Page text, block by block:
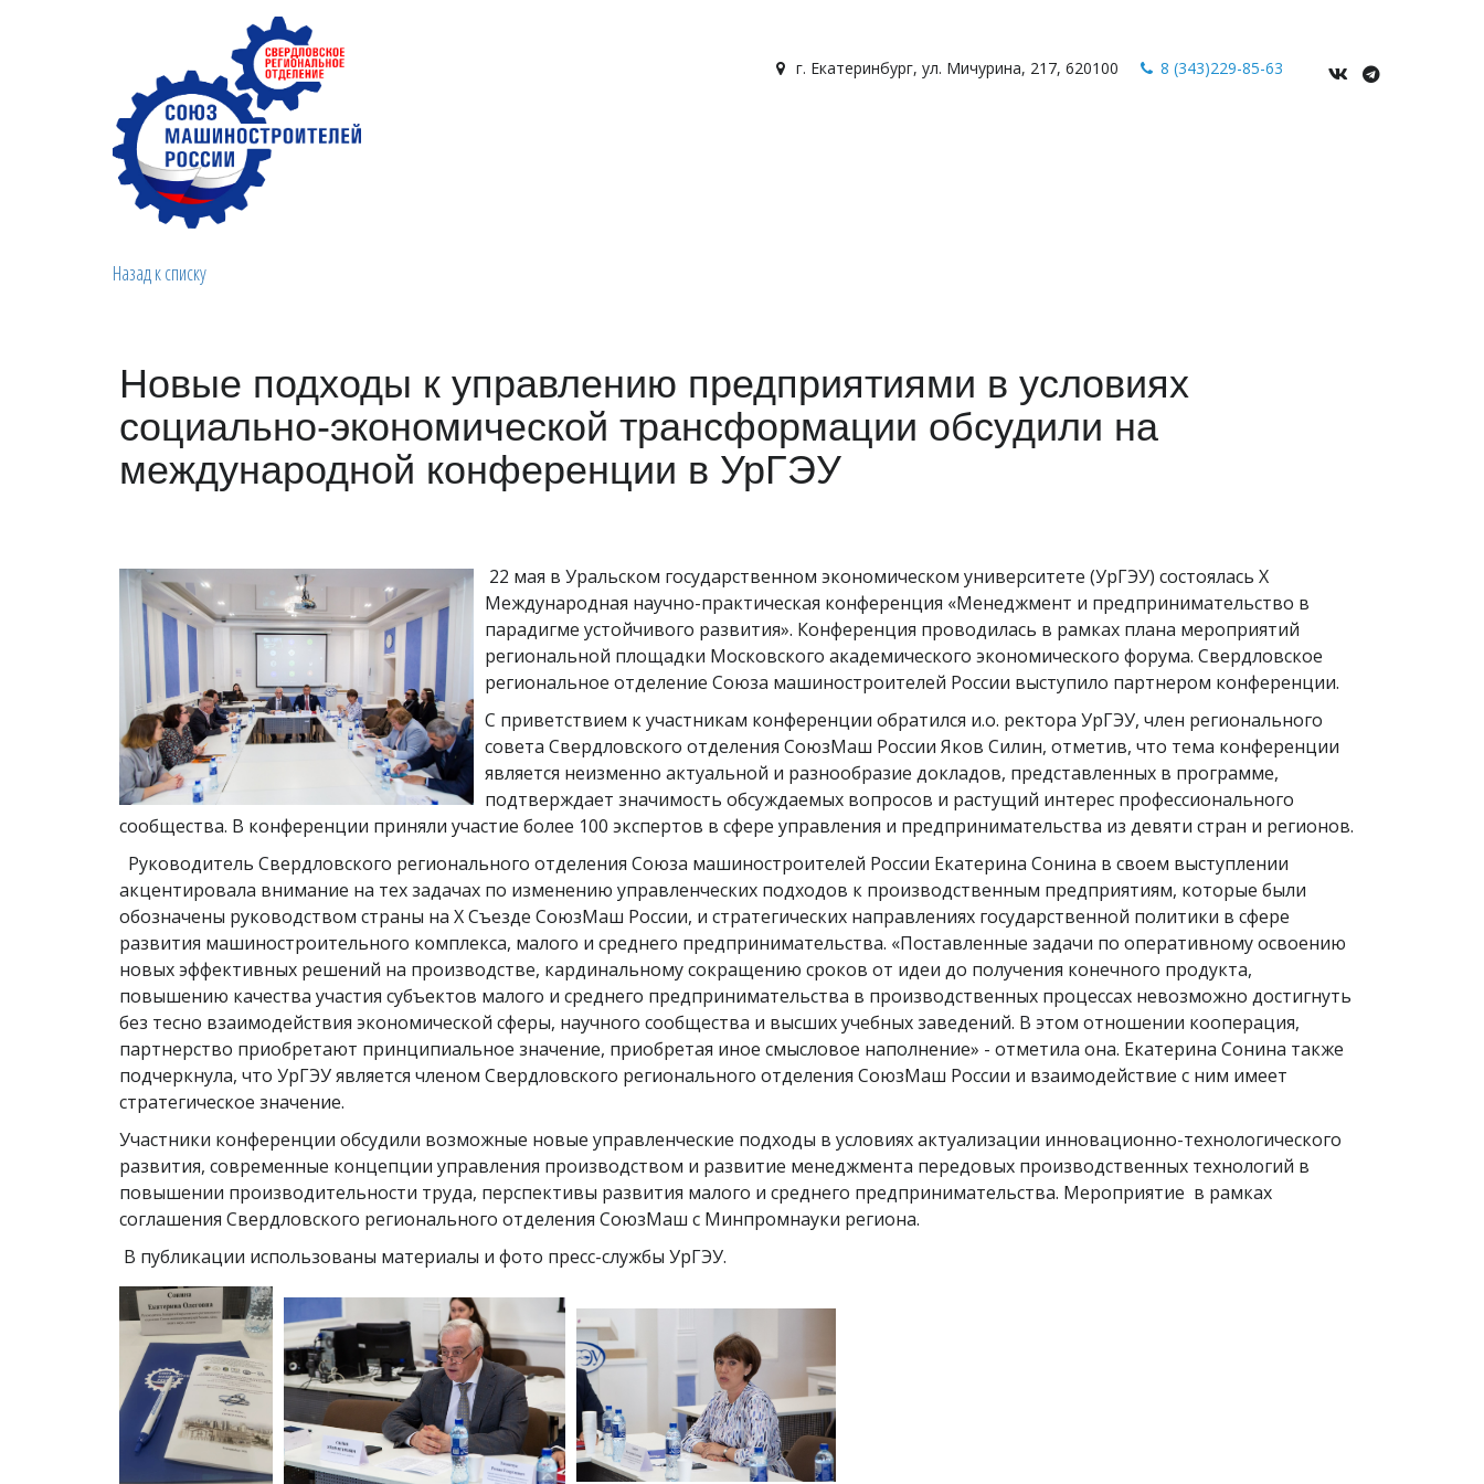
8 (343)229-85-63
г. Екатеринбург, ул. Мичурина, 217, 620100
Назад к списку
Новые подходы к управлению предприятиями в условиях
социально-экономической трансформации обсудили на
международной конференции в УрГЭУ
22 мая в Уральском государственном экономическом университете (УрГЭУ) состоялась X
Международная научно-практическая конференция «Менеджмент и предпринимательство в
парадигме устойчивого развития». Конференция проводилась в рамках плана мероприятий
региональной площадки Московского академического экономического форума. Свердловское
региональное отделение Союза машиностроителей России выступило партнером конференции.
С приветствием к участникам конференции обратился и.о. ректора УрГЭУ, член регионального
совета Свердловского отделения СоюзМаш России Яков Силин, отметив, что тема конференции
является неизменно актуальной и разнообразие докладов, представленных в программе,
подтверждает значимость обсуждаемых вопросов и растущий интерес профессионального
сообщества. В конференции приняли участие более 100 экспертов в сфере управления и предпринимательства из девяти стран и регионов.
Руководитель Свердловского регионального отделения Союза машиностроителей России Екатерина Сонина в своем выступлении
акцентировала внимание на тех задачах по изменению управленческих подходов к производственным предприятиям, которые были
обозначены руководством страны на Х Съезде СоюзМаш России, и стратегических направлениях государственной политики в сфере
развития машиностроительного комплекса, малого и среднего предпринимательства. «Поставленные задачи по оперативному освоению
новых эффективных решений на производстве, кардинальному сокращению сроков от идеи до получения конечного продукта,
повышению качества участия субъектов малого и среднего предпринимательства в производственных процессах невозможно достигнуть
без тесно взаимодействия экономической сферы, научного сообщества и высших учебных заведений. В этом отношении кооперация,
партнерство приобретают принципиальное значение, приобретая иное смысловое наполнение» - отметила она. Екатерина Сонина также
подчеркнула, что УрГЭУ является членом Свердловского регионального отделения СоюзМаш России и взаимодействие с ним имеет
стратегическое значение.
Участники конференции обсудили возможные новые управленческие подходы в условиях актуализации инновационно-технологического
развития, современные концепции управления производством и развитие менеджмента передовых производственных технологий в
повышении производительности труда, перспективы развития малого и среднего предпринимательства. Мероприятие в рамках
соглашения Свердловского регионального отделения СоюзМаш с Минпромнауки региона.
В публикации использованы материалы и фото пресс-службы УрГЭУ.